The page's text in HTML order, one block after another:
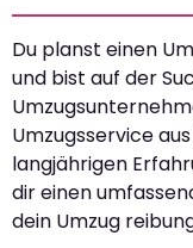
Du planst einen
und bist auf der
Umzugsservice
langjährigen
dir einen
dein Umzug